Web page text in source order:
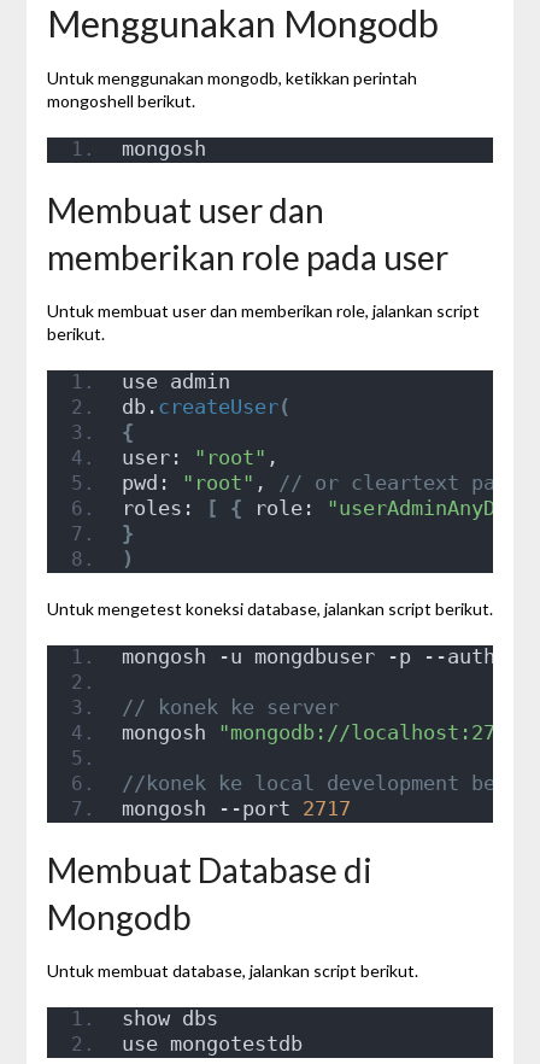
Menggunakan Mongodb
Untuk menggunakan mongodb, ketikkan perintah
mongoshell berikut.
mongosh
Membuat user dan
memberikan role pada user
Untuk membuat user dan memberikan role, jalankan script
berikut.
use admin
db. createUser(
{
user:
"root" ,
pwd:
"root" ,
// or cleartext
roles:
[ { role:
}
)
Untuk mengetest koneksi database, jalankan script berikut.
mongosh -u mongdbuser -p --
// konek ke server
mongosh
"mongodb://localhost:2717"
//konek ke local development beda
mongosh --port 2717
Membuat Database di
Mongodb
Untuk membuat database, jalankan script berikut.
show dbs
use mongotestdb